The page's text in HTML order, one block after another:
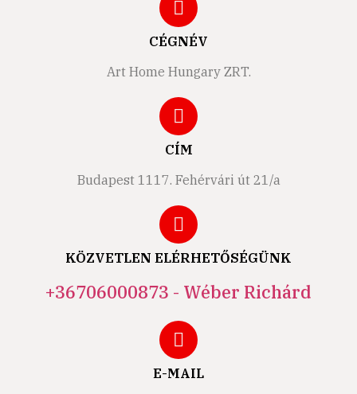
CÉGNÉV
Art Home Hungary ZRT.
CÍM
Budapest 1117. Fehérvári út 21/a
KÖZVETLEN ELÉRHETŐSÉGÜNK
+36706000873 - Wéber Richárd
E-MAIL